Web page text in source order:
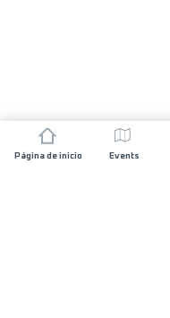
Página de inicio Events